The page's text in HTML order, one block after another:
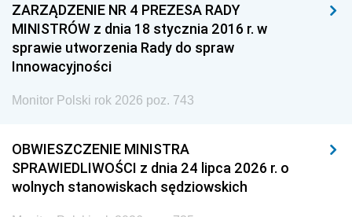
ZARZĄDZENIE NR 4 PREZESA RADY
MINISTRÓW z dnia 18 stycznia 2016 r. w
sprawie utworzenia Rady do spraw
Innowacyjności
Monitor Polski rok 2026 poz. 743
OBWIESZCZENIE MINISTRA
SPRAWIEDLIWOŚCI z dnia 24 lipca 2026 r. o
wolnych stanowiskach sędziowskich